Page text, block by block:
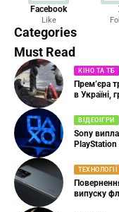
Facebook
Like
Categories
Новини
23 Articles
Must Read
КІНО ТА ТБ
Прем’єра
в Україні,
ВІДЕОІГРИ
Sony
ТЕХНОЛОГІЇ
випуску